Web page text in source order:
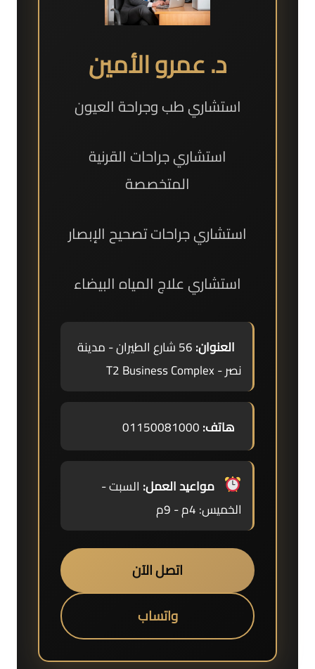
د. عمرو الأمين
استشاري طب وجراحة العيون
استشاري جراحات القرنية
المتخصصة
استشاري جراحات تصحيح الإبصار
استشاري علاج المياه البيضاء
العنوان:
56 شارع الطيران - مدينة
نصر - T2 Business Complex
هاتف:
مواعيد العمل: السبت -
الخميس: 4م - 9م
اتصل الآن
واتساب